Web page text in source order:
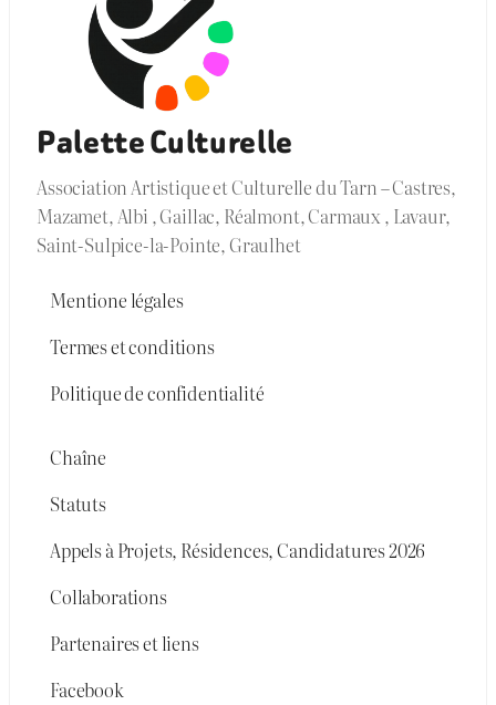
Palette Culturelle
Association Artistique et Culturelle du Tarn – Castres,
Mazamet, Albi , Gaillac, Réalmont, Carmaux , Lavaur,
Saint-Sulpice-la-Pointe, Graulhet
Mentione légales
Termes et conditions
Politique de confidentialité
Chaîne
Statuts
Appels à Projets, Résidences, Candidatures 2026
Collaborations
Partenaires et liens
Facebook